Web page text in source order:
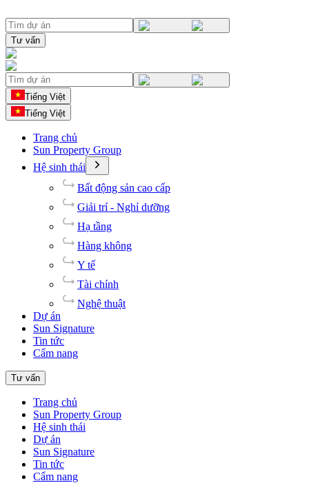
Tư vấn
Tiếng Việt
Tiếng Việt
Trang chủ
Sun Property Group
Hệ sinh thái
Bất động sản cao cấp
Giải trí - Nghỉ dưỡng
Hạ tầng
Hàng không
Y tế
Tài chính
Nghệ thuật
Dự án
Sun Signature
Tin tức
Cẩm nang
Tư vấn
Trang chủ
Sun Property Group
Hệ sinh thái
Dự án
Sun Signature
Tin tức
Cẩm nang